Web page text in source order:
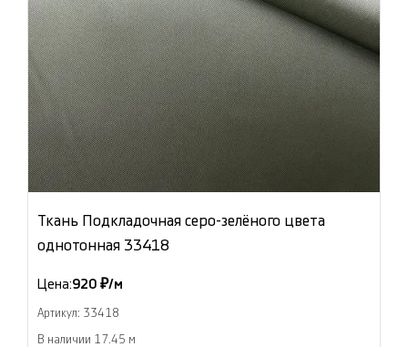
Ткань Подкладочная серо-зелёного цвета
однотонная 33418
Цена:920 ₽/м
Артикул: 33418
В наличии 17.45 м